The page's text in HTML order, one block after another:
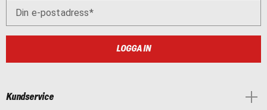
Din e-postadress
LOGGA IN
Kundservice